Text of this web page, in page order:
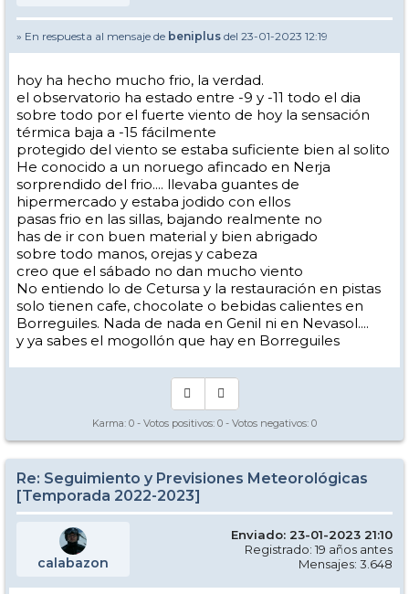
» En respuesta al mensaje de beniplus del 23-01-2023 12:19
hoy ha hecho mucho frio, la verdad.
el observatorio ha estado entre -9 y -11 todo el dia
sobre todo por el fuerte viento de hoy la sensación
térmica baja a -15 fácilmente
protegido del viento se estaba suficiente bien al solito
He conocido a un noruego afincado en Nerja
sorprendido del frio.... llevaba guantes de
hipermercado y estaba jodido con ellos
pasas frio en las sillas, bajando realmente no
has de ir con buen material y bien abrigado
sobre todo manos, orejas y cabeza
creo que el sábado no dan mucho viento
No entiendo lo de Cetursa y la restauración en pistas
solo tienen cafe, chocolate o bebidas calientes en
Borreguiles. Nada de nada en Genil ni en Nevasol....
y ya sabes el mogollón que hay en Borreguiles
Karma: 0 - Votos positivos: 0 - Votos negativos: 0
Re: Seguimiento y Previsiones Meteorológicas
[Temporada 2022-2023]
calabazon
Enviado: 23-01-2023 21:10
Registrado: 19 años antes
Mensajes: 3.648